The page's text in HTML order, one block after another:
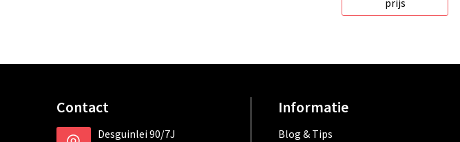
Contact
Desguinlei 90/7J
Informatie
Blog & Tips